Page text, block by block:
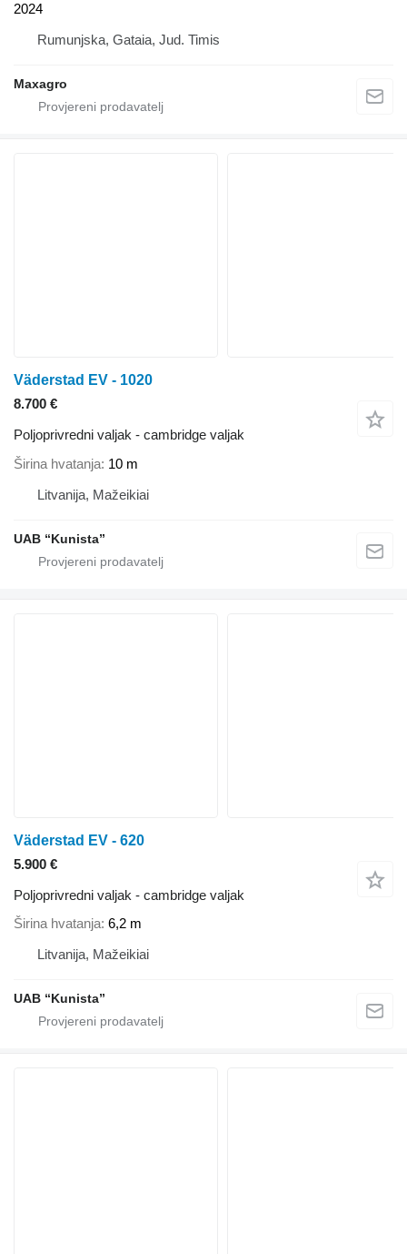
2024
Rumunjska, Gataia, Jud. Timis
Maxagro
Väderstad EV - 1020
8.700 €
Poljoprivredni valjak - cambridge valjak
Širina hvatanja 10 m
Litvanija, Mažeikiai
UAB “Kunista”
Väderstad EV - 620
5.900 €
Poljoprivredni valjak - cambridge valjak
Širina hvatanja 6,2 m
Litvanija, Mažeikiai
UAB “Kunista”